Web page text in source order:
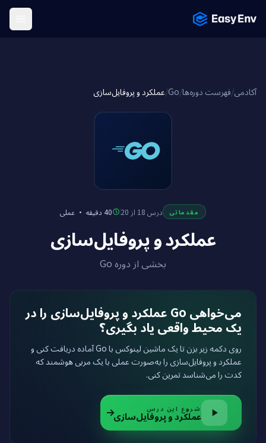
Menu
آکادمی/فهرست دوره‌ها/
Go
/عملکرد و پروفایل‌سازی
مقدماتی درس 18 از 20 40 دقیقه · عملی
عملکرد و پروفایل‌سازی
بخشی از دوره Go
می‌خواهی Go عملکرد و پروفایل‌سازی را در
یک محیط واقعی یاد بگیری؟
روی دکمه زیر بزن تا یک ماشین لینوکس با Go آماده دریافت کنی و
عملکرد و پروفایل‌سازی را به‌صورت عملی با یک مربی هوشمند که
کدت را می‌شناسد تمرین کنی.
شروع این درس
عملکرد و پروفایل‌سازی